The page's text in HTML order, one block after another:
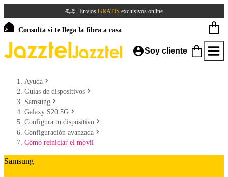
Envíos GRATIS exclusivos online
Consulta si te llega la fibra a casa
Soy cliente
Ayuda
Guías de dispositivos
Samsung
Galaxy S20 5G
Configura tu dispositivo
Configuración avanzada
Cómo reiniciar el móvil
Samsung